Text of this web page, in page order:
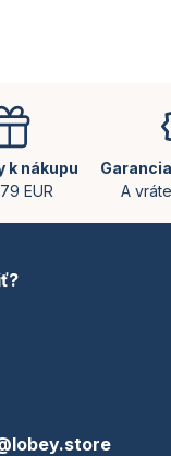
k nákupu
EUR
A